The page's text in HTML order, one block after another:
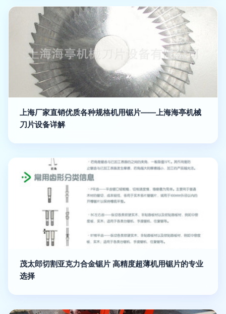
上海厂家直销优质各种规格机用锯片——上海海亭机械
刀片设备详解
茂太郎切割亚克力合金锯片 高精度超薄机用锯片的专业
选择